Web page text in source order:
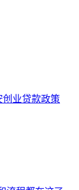
业贷款政策